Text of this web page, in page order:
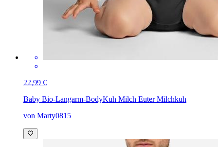
22,99 €
Baby Bio-Langarm-BodyKuh Milch Euter Milchkuh
von Marty0815